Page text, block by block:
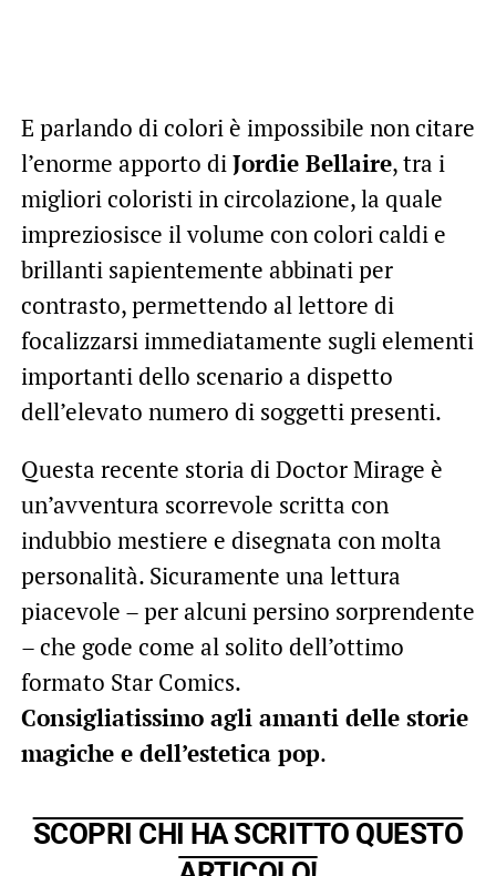
E parlando di colori è impossibile non citare
l’enorme apporto diJordie Bellaire, tra i
migliori coloristi in circolazione, la quale
impreziosisce il volume con colori caldi e
brillanti sapientemente abbinati per
contrasto, permettendo al lettore di
focalizzarsi immediatamente sugli elementi
importanti dello scenario a dispetto
dell’elevato numero di soggetti presenti.
Questa recente storia di Doctor Mirage è
un’avventura scorrevole scritta con
indubbio mestiere e disegnata con molta
personalità. Sicuramente una lettura
piacevole – per alcuni persino sorprendente
– che gode come al solito dell’ottimo
formato Star Comics.
Consigliatissimo agli amanti delle storie
magiche e dell’estetica pop.
SCOPRI CHI HA SCRITTO QUESTO